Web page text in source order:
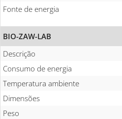
Fonte de energia
BIO-ZAW-LAB
Descrição
Consumo de energia
Temperatura ambiente
Dimensões
Peso